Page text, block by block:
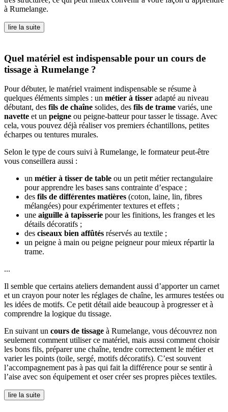
à Rumelange.
lire la suite
Quel matériel est indispensable pour un cours de
tissage à Rumelange ?
Pour débuter, le matériel vraiment indispensable se résume à
quelques éléments simples : un métier à tisser adapté au niveau
débutant, des fils de chaîne solides, des fils de trame variés, une
navette et un peigne ou peigne-batteur pour tasser le tissage. Avec
cela, vous pouvez déjà réaliser vos premiers échantillons, petites
écharpes ou tentures murales.
Selon le type de cours suivi à Rumelange, le formateur peut-être
vous conseillera aussi :
un métier à tisser de table ou un petit métier rectangulaire
pour apprendre les bases sans contrainte d’espace ;
des fils de différentes matières (coton, laine, lin, fibres
mélangées) pour expérimenter textures et effets ;
une aiguille à tapisserie pour les finitions, les franges et les
détails décoratifs ;
des ciseaux bien affûtés réservés au textile ;
un peigne à main ou peigne peigneur pour mieux répartir la
trame.
...
Il semble que certains ateliers demandent aussi d’apporter un carnet
et un crayon pour noter les réglages de chaîne, les armures testées ou
les idées de motifs. Ce petit détail aide beaucoup à progresser et à
comprendre la logique du tissage.
En suivant un cours de tissage à Rumelange, vous découvrez non
seulement comment utiliser ce matériel, mais aussi comment choisir
les bons fils, préparer une chaîne, tendre correctement le métier et
varier les points (toile, sergé, motifs décoratifs). C’est souvent
l’accompagnement pas à pas qui fait la différence pour se sentir à
l’aise avec son équipement et oser créer ses propres pièces textiles.
lire la suite